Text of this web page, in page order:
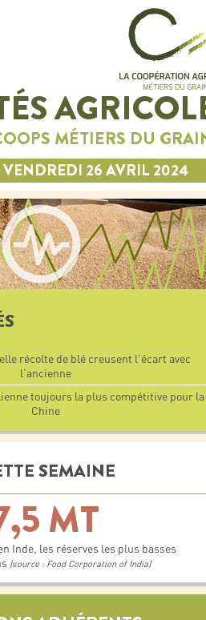
MÉTIERS DU
VENDREDI 26 AVRIL 2024
récolte de blé creusent l’écart avec
l’ancienne
toujours la plus compétitive pour la
Chine
SEMAINE
MT
Inde, les réserves les plus basses
(source : Food Corporation of India)